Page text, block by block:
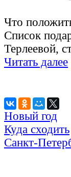
Что
Список
Терлеевой,
Читать далее
Новый год
Куда сходить
Санкт-